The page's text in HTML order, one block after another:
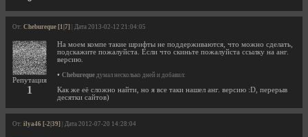
От: Chebureque [1|7] | Дата 2013-02-12 21:04:05
Репутация
1
На моем компе такие шрифты не поддерживаются, что можно сделать,
подскажите пожалуйста. Если что скиньте пожалуйста ссылку на анг.
версию.
• Chebureque думал несколько дней и добавил:
Как же её сложно найти, но я все таки нашел анг. версию :D, перерыв
десятки сайтов)
От: ilya46 [-2|39] | Дата 2012-07-20 14:28:04